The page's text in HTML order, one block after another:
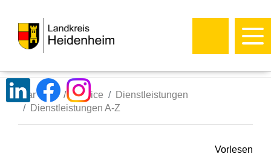
Startseite Service
Dienstleistungen
Dienstleistungen A-Z
Vorlesen